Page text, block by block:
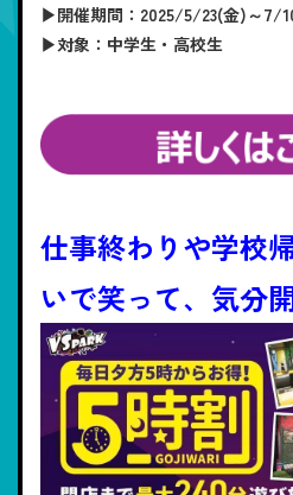
▶開催期間：2025/5/23(金)～7/
▶対象：中学生・高校生
仕事終わりや学校
いで笑って、気分